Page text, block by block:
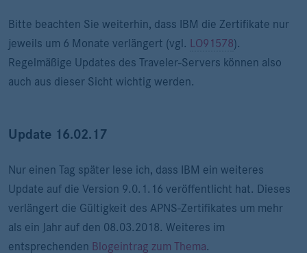
Bitte beachten Sie weiterhin, dass IBM die Zertifikate nur
jeweils um 6 Monate verlängert (vgl.
LO91578).
Regelmäßige Updates des Traveler-Servers können also
auch aus dieser Sicht wichtig werden.
Update 16.02.17
Nur einen Tag später lese ich, dass IBM ein weiteres
Update auf die Version 9.0.1.16 veröffentlicht hat. Dieses
verlängert die Gültigkeit des APNS-Zertifikates um mehr
als ein Jahr auf den 08.03.2018. Weiteres im
entsprechenden Blogeintrag zum Thema.